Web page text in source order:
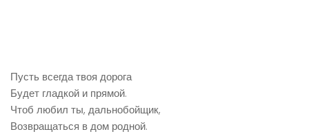
Пусть всегда твоя дорога
Будет гладкой и прямой.
Чтоб любил ты, дальнобойщик,
Возвращаться в дом родной.